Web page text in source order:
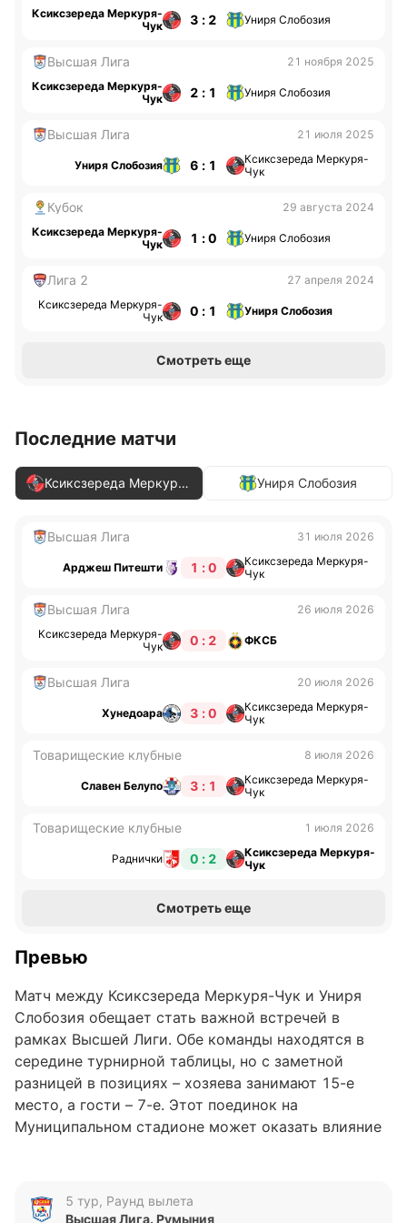
Ксиксзереда Меркуря-
Чук
3 : 2 Униря Слобозия
Высшая Лига
21 ноября 2025
Ксиксзереда Меркуря-
Чук
2 : 1 Униря Слобозия
Высшая Лига 21 июля 2025
Униря Слобозия 6 : 1
Ксиксзереда Меркуря-
Чук
Кубок
29 августа 2024
Ксиксзереда Меркуря-
Чук
1 : 0 Униря Слобозия
Лига 2
27 апреля 2024
Ксиксзереда Меркуря-
Чук
0 : 1 Униря Слобозия
Смотреть еще
Последние матчи
Ксиксзереда Меркуря-
Чук
Униря Слобозия
Высшая Лига 31 июля 2026
Арджеш Питешти 1 : 0
Ксиксзереда Меркуря-
Чук
Высшая Лига
26 июля 2026
Ксиксзереда Меркуря-
Чук
0 : 2 ФКСБ
Высшая Лига 20 июля 2026
Хунедоара 3 : 0
Ксиксзереда Меркуря-
Чук
Товарищеские клубные 8 июля 2026
Славен Белупо 3 : 1
Ксиксзереда Меркуря-
Чук
Товарищеские клубные 1 июля 2026
Раднички 0 : 2
Ксиксзереда Меркуря-
Чук
Смотреть еще
Превью
Матч между Ксиксзереда Меркуря-Чук и Униря
Слобозия обещает стать важной встречей в
рамках Высшей Лиги. Обе команды находятся в
середине турнирной таблицы, но с заметной
разницей в позициях – хозяева занимают 15-е
место, а гости – 7-е. Этот поединок на
Муниципальном стадионе может оказать влияние
5 тур, Раунд вылета
Высшая Лига. Румыния